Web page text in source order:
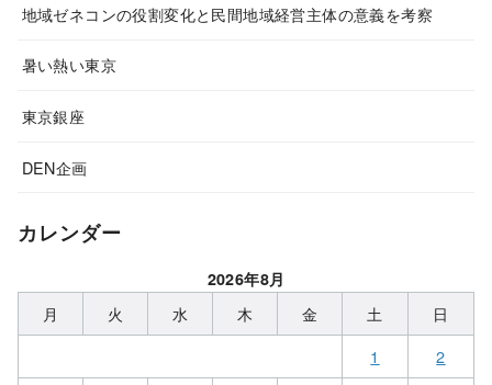
地域ゼネコンの役割変化と民間地域経営主体の意義を考察
暑い熱い東京
東京銀座
DEN企画
カレンダー
2026年8月
月 火 水 木 金 土
日
1
2